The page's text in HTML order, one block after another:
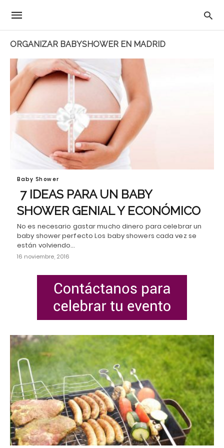
ORGANIZAR BABYSHOWER EN MADRID
Baby Shower
7 IDEAS PARA UN BABY
SHOWER GENIAL Y ECONÓMICO
No es necesario gastar mucho dinero para celebrar un
baby shower perfecto Los baby showers cada vez se
están volviendo…
16 noviembre, 2016